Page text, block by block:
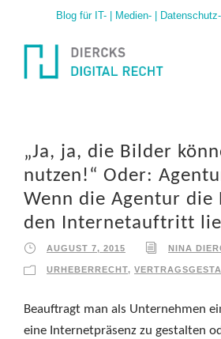
Blog für IT- | Medien- |
„Ja, ja, die Bilder
nutzen!“ Oder:
Wenn die Agentur
den Internetauftritt
AUGUST 7, 2015 NINA
URHEBERRECHT,
Beauftragt man als Unternehmen
eine Internetpräsenz zu gestalten